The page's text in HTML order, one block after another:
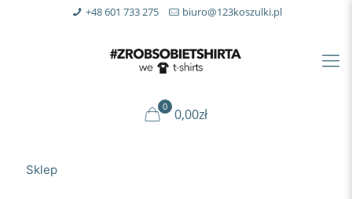
+48 601 733 275 biuro@123koszulki.pl
0 0,00zł
Sklep